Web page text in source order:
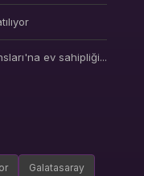
ev sahipliği...
Galatasaray